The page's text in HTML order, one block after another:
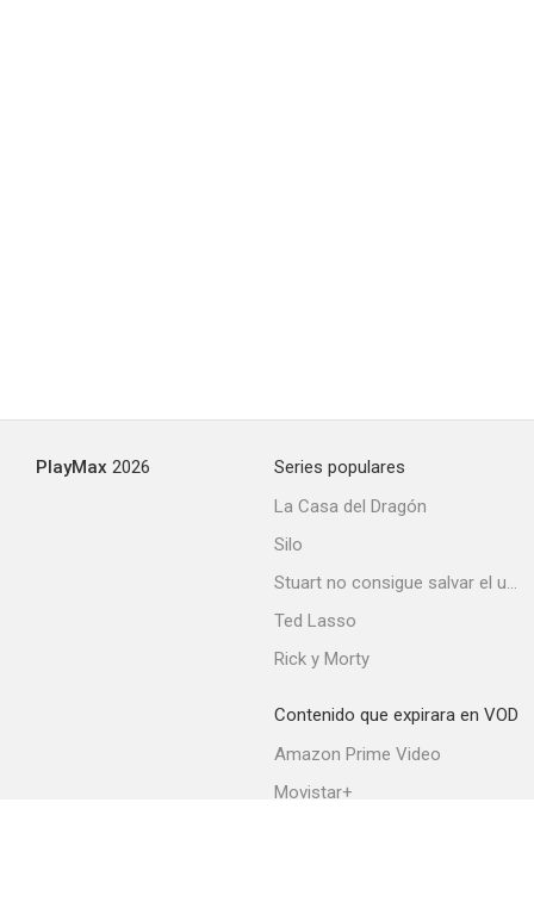
PlayMax 2026
Series populares
La Casa del Dragón
Silo
Stuart no consigue salvar el universo
Ted Lasso
Rick y Morty
Contenido que expirara en VOD
Amazon Prime Video
Movistar+